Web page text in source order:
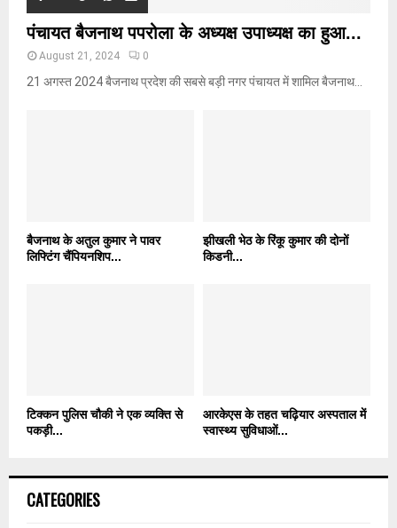
पंचायत बैजनाथ पपरोला के अध्यक्ष उपाध्यक्ष का हुआ...
August 21, 2024 0
21 अगस्त 2024 बैजनाथ प्रदेश की सबसे बड़ी नगर पंचायत में शामिल बैजनाथ...
बैजनाथ के अतुल कुमार ने पावर
लिफ्टिंग चैंपियनशिप...
झीखली भेठ के रिंकू कुमार की दोनों
किडनी...
टिक्कन पुलिस चौकी ने एक व्यक्ति से
पकड़ी...
आरकेएस के तहत चढ़ियार अस्पताल में
स्वास्थ्य सुविधाओं...
CATEGORIES